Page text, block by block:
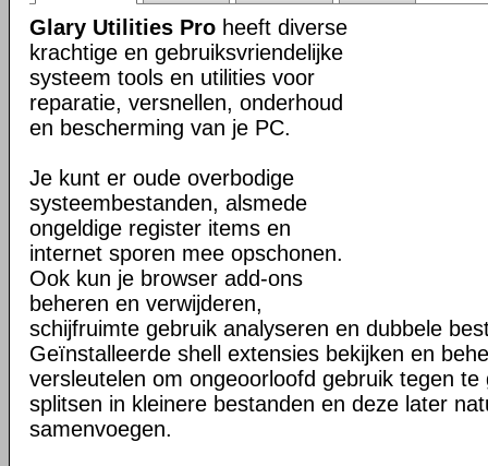
Glary Utilities Pro heeft diverse
krachtige en gebruiksvriendelijke
systeem tools en utilities voor
reparatie, versnellen, onderhoud
en bescherming van je PC.
Je kunt er oude overbodige
systeembestanden, alsmede
ongeldige register items en
internet sporen mee opschonen.
Ook kun je browser add-ons
beheren en verwijderen,
schijfruimte gebruik analyseren en dubbele
Geïnstalleerde shell extensies bekijken en
versleutelen om ongeoorloofd gebruik tegen te
splitsen in kleinere bestanden en deze later
samenvoegen.